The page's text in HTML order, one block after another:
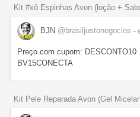
Kit #xô Espinhas Avon (loção +
BJN @brasiljustonegocios -
Preço com cupom:
BV15CONECTA
Kit Pele Reparada Avon (Gel